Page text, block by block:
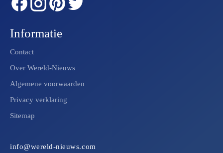
Informatie
Contact
Over Wereld-Nieuws
Algemene voorwaarden
Privacy verklaring
Sitemap
info@wereld-nieuws.com